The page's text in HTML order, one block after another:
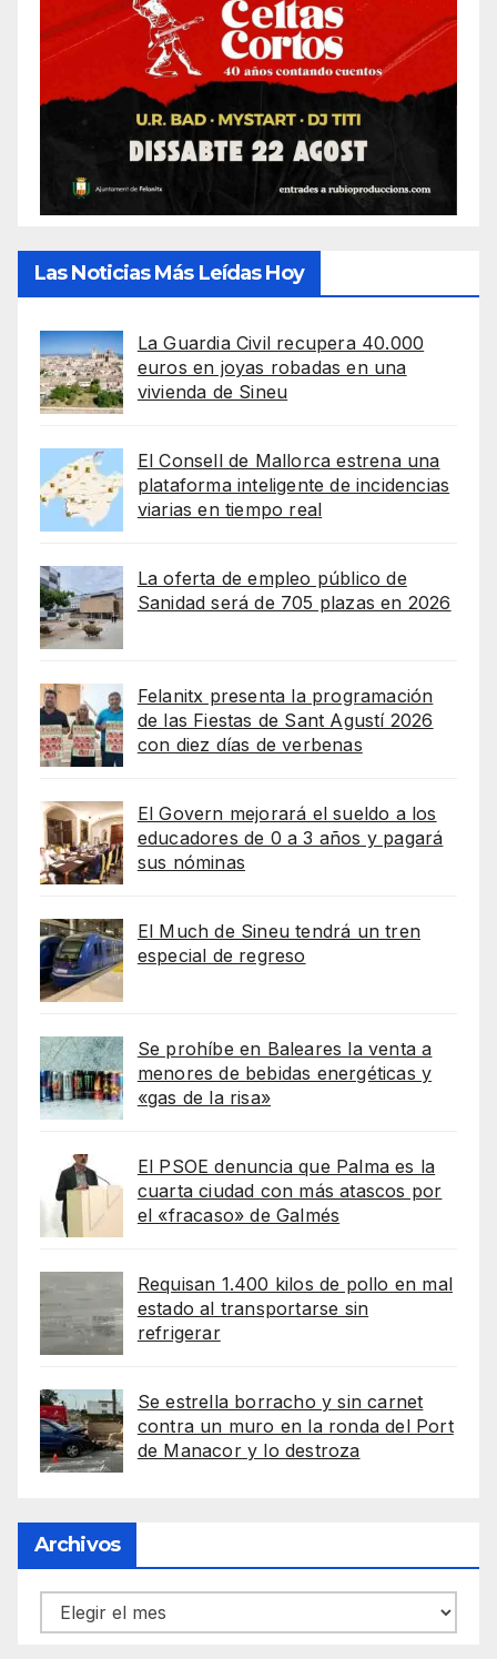
Las Noticias Más Leídas Hoy
La Guardia Civil recupera 40.000
euros en joyas robadas en una
vivienda de Sineu
El Consell de Mallorca estrena una
plataforma inteligente de incidencias
viarias en tiempo real
La oferta de empleo público de
Sanidad será de 705 plazas en 2026
Felanitx presenta la programación
de las Fiestas de Sant Agustí 2026
con diez días de verbenas
El Govern mejorará el sueldo a los
educadores de 0 a 3 años y pagará
sus nóminas
El Much de Sineu tendrá un tren
especial de regreso
Se prohíbe en Baleares la venta a
menores de bebidas energéticas y
«gas de la risa»
El PSOE denuncia que Palma es la
cuarta ciudad con más atascos por
el «fracaso» de Galmés
Requisan 1.400 kilos de pollo en mal
estado al transportarse sin
refrigerar
Se estrella borracho y sin carnet
contra un muro en la ronda del Port
de Manacor y lo destroza
Archivos
Archivos